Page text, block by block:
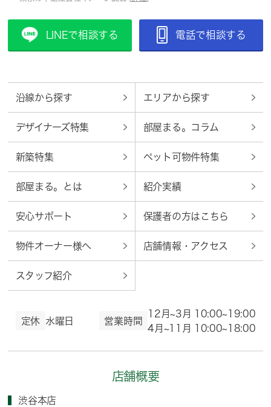
LINEで相談する 電話で相談する
沿線から探す エリアから探す
デザイナーズ特集 部屋まる。コラム
新築特集 ペット可物件特集
部屋まる。とは 紹介実績
安心サポート 保護者の方はこちら
物件オーナー様へ 店舗情報・アクセス
スタッフ紹介
定休 水曜日 営業時間
12月~3月 10:00~19:00
4月~11月 10:00~18:00
店舗概要
渋谷本店